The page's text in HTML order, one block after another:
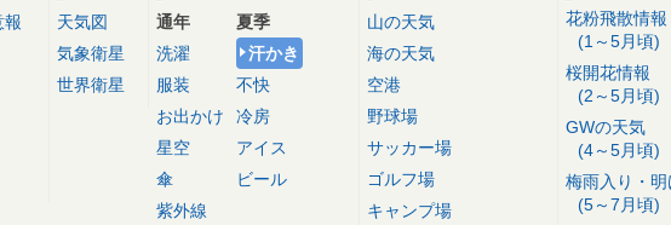
報
天気図
気象衛星
世界衛星
通年
洗濯
服装
お出かけ
星空
傘
紫外線
夏季
汗かき
不快
冷房
アイス
ビール
山の天気
海の天気
空港
野球場
サッカー場
ゴルフ場
キャンプ場
花粉飛散情報
(1～5月頃)
桜開花情報
(2～5月頃)
GWの天気
(4～5月頃)
梅雨入り・明
(5～7月頃)